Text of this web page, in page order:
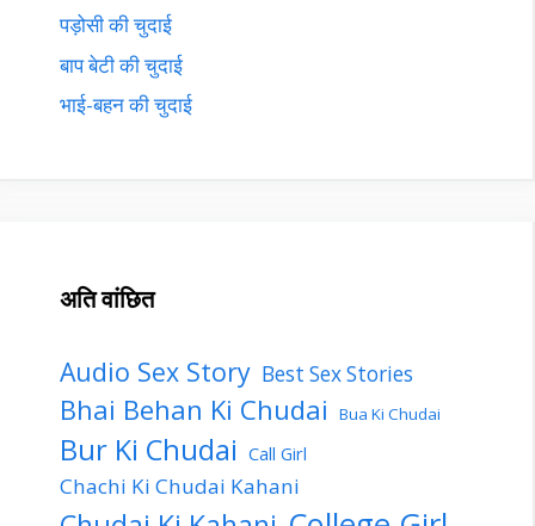
पड़ोसी की चुदाई
बाप बेटी की चुदाई
भाई-बहन की चुदाई
अति वांछित
Audio Sex Story Best Sex Stories
Bhai Behan Ki Chudai Bua Ki Chudai
Bur Ki Chudai Call Girl
Chachi Ki Chudai Kahani